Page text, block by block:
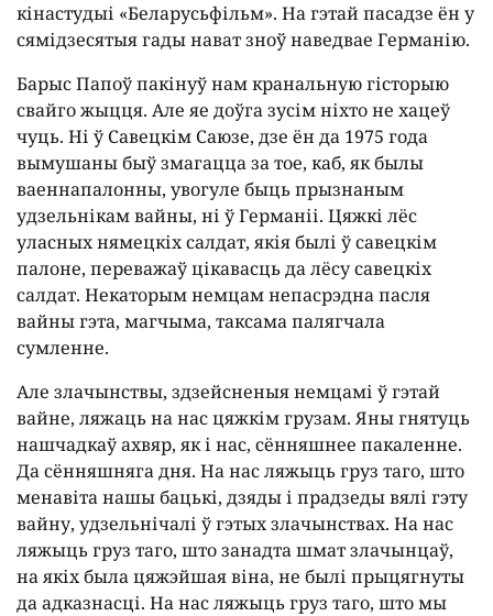
кінастудыі «Беларусьфільм». На гэтай пасадзе ён у
сямідзесятыя гады нават зноў наведвае Германію.
Барыс Папоў пакінуў нам кранальную гісторыю
свайго жыцця. Але яе доўга зусім ніхто не хацеў
чуць. Ні ў Савецкім Саюзе, дзе ён да 1975 года
вымушаны быў змагацца за тое, каб, як былы
ваеннапалонны, увогуле быць прызнаным
удзельнікам вайны, ні ў Германіі. Цяжкі лёс
уласных нямецкіх салдат, якія былі ў савецкім
палоне, переважаў цікавасць да лёсу савецкіх
салдат. Некаторым немцам непасрэдна пасля
вайны гэта, магчыма, таксама палягчала
сумленне.
Але злачынствы, здзейсненыя немцамі ў гэтай
вайне, ляжаць на нас цяжкім грузам. Яны гнятуць
нашчадкаў ахвяр, як і нас, сённяшнее пакаленне.
Да сённяшняга дня. На нас ляжыць груз таго, што
менавіта нашы бацькі, дзяды і прадзеды вялі гэту
вайну, удзельнічалі ў гэтых злачынствах. На нас
ляжыць груз таго, што занадта шмат злачынцаў,
на якіх была цяжэйшая віна, не былі прыцягнуты
да адказнасці. На нас ляжыць груз таго, што мы